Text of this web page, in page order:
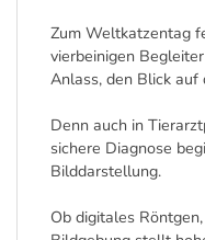
Zum Weltkatzentag
vierbeinigen
Anlass, den Blick auf
Denn auch in
sichere Diagnose
Bilddarstellung.
Ob digitales